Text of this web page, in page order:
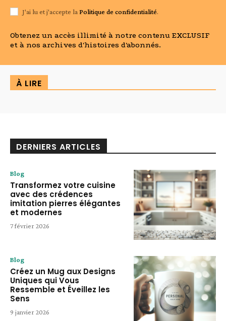
J'ai lu et j'accepte la Politique de confidentialité.
Obtenez un accès illimité à notre contenu EXCLUSIF
et à nos archives d'histoires d'abonnés.
À LIRE
DERNIERS ARTICLES
Blog
Transformez votre cuisine
avec des crédences
imitation pierres élégantes
et modernes
7 février 2026
Blog
Créez un Mug aux Designs
Uniques qui Vous
Ressemble et Éveillez les
Sens
9 janvier 2026